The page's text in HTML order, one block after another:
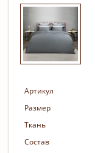
Артикул
Размер
Ткань
Состав